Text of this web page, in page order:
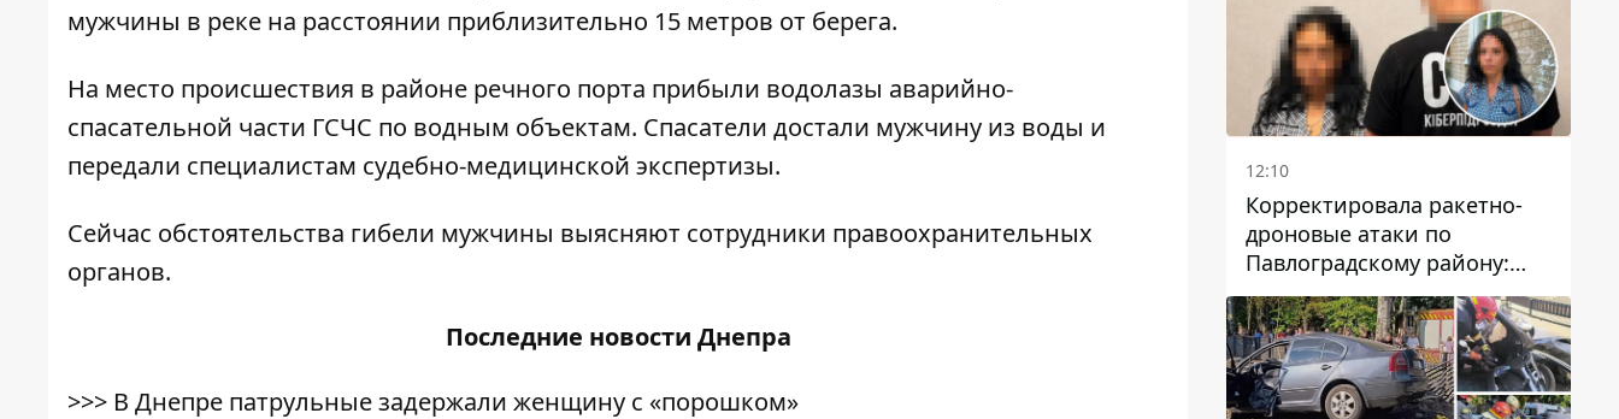
мужчины в реке на расстоянии приблизительно 15 метров от берега.
На место происшествия в районе речного порта прибыли водолазы аварийно-
спасательной части ГСЧС по водным объектам. Спасатели достали мужчину из воды и
передали специалистам судебно-медицинской экспертизы.
Сейчас обстоятельства гибели мужчины выясняют сотрудники правоохранительных
органов.
Последние новости Днепра
>>> В Днепре патрульные задержали женщину с «порошком»
12:10
Корректировала ракетно-
дроновые атаки по
Павлоградскому району:
задержали вражескую
агентку